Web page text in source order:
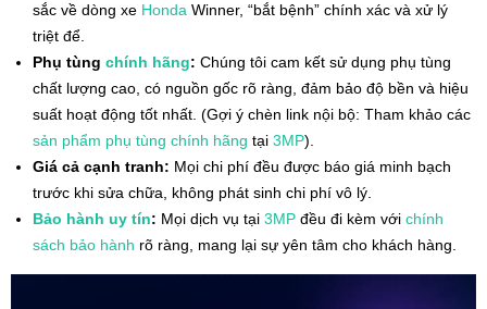
sắc về dòng xe Honda Winner, “bắt bệnh” chính xác và xử lý
triệt để.
Phụ tùng chính hãng: Chúng tôi cam kết sử dụng phụ tùng
chất lượng cao, có nguồn gốc rõ ràng, đảm bảo độ bền và hiệu
suất hoạt động tốt nhất. (Gợi ý chèn link nội bộ: Tham khảo các
sản phẩm phụ tùng chính hãng tại 3MP).
Giá cả cạnh tranh: Mọi chi phí đều được báo giá minh bạch
trước khi sửa chữa, không phát sinh chi phí vô lý.
Bảo hành uy tín: Mọi dịch vụ tại 3MP đều đi kèm với chính
sách bảo hành rõ ràng, mang lại sự yên tâm cho khách hàng.